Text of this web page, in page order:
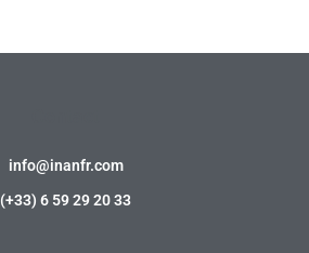
info@inanfr.com
(+33) 6 59 29 20 33